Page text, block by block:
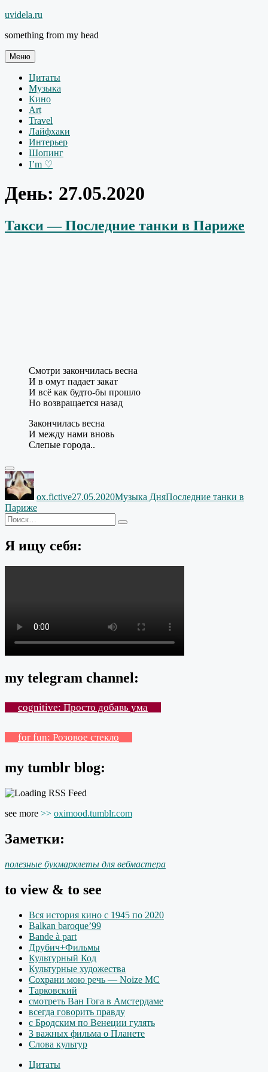
Перейти
содержимому
uvidela.ru
something from my head
Меню
Цитаты
Музыка
Кино
Art
Travel
Лайфхаки
Интерьер
Шопинг
I’m ♡
День: 27.05.2020
Такси — Последние танки в Париже
Смотри закончилась весна
И в омут падает закат
И всё как будто-бы прошло
Но возвращается назад
Закончилась весна
И между нами вновь
Слепые города..
Автор
ox.fictive27.05.2020Музыка ДняПоследние танки в
Париже
Искать:
Поиск
Я ищу себя:
my telegram channel:
cognitive: Просто добавь ума
for fun: Розовое стекло
my tumblr blog:
see more >> oximood.tumblr.com
Заметки:
полезные букмарклеты для вебмастера
to view & to see
Вся история кино с 1945 по 2020
Balkan baroque’99
Bande à part
Друбич+Фильмы
Культурный Код
Культурные художества
Сохрани мою речь — Noize MC
Тарковский
смотреть Ван Гога в Амстердаме
всегда говорить правду
с Бродским по Венеции гулять
3 важных фильма о Планете
Слова культур
Цитаты